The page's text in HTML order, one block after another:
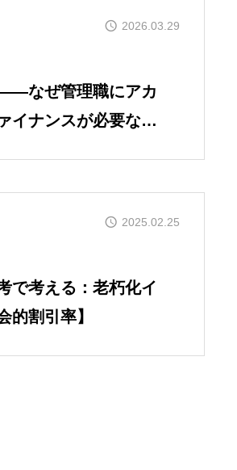
2026.03.29
なぜ管理職にアカ
イナンスが必要なの
2025.02.25
で考える：老朽化イ
的割引率】